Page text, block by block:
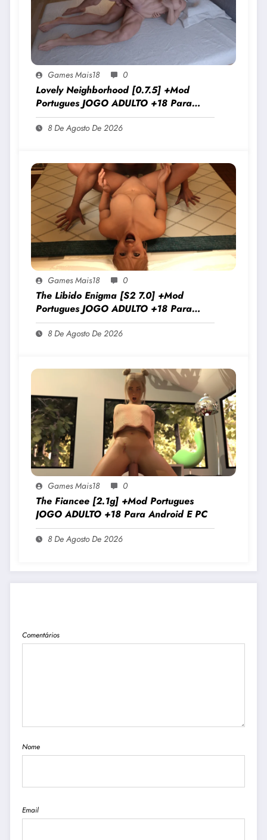
Games Mais18 0
Lovely Neighborhood [0.7.5] +Mod
Portugues JOGO ADULTO +18 Para
Android E PC
8 De Agosto De 2026
Games Mais18 0
The Libido Enigma [S2 7.0] +Mod
Portugues JOGO ADULTO +18 Para
Android E PC
8 De Agosto De 2026
Games Mais18 0
The Fiancee [2.1g] +Mod Portugues
JOGO ADULTO +18 Para Android E PC
8 De Agosto De 2026
Comentários
Nome
Email